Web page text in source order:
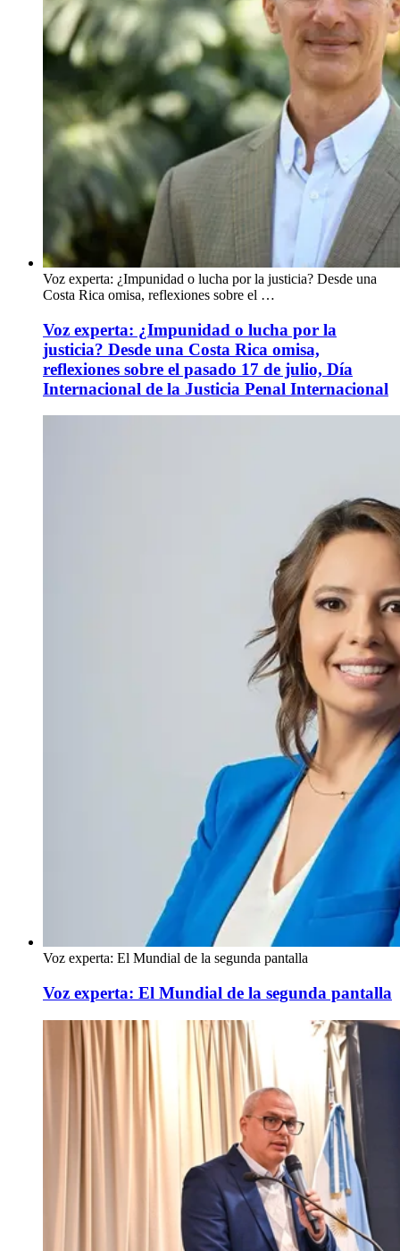
Voz experta: ¿Impunidad o lucha por la justicia? Desde una
Costa Rica omisa, reflexiones sobre el …
Voz experta: ¿Impunidad o lucha por la
justicia? Desde una Costa Rica omisa,
reflexiones sobre el pasado 17 de julio, Día
Internacional de la Justicia Penal Internacional
Voz experta: El Mundial de la segunda pantalla
Voz experta: El Mundial de la segunda pantalla